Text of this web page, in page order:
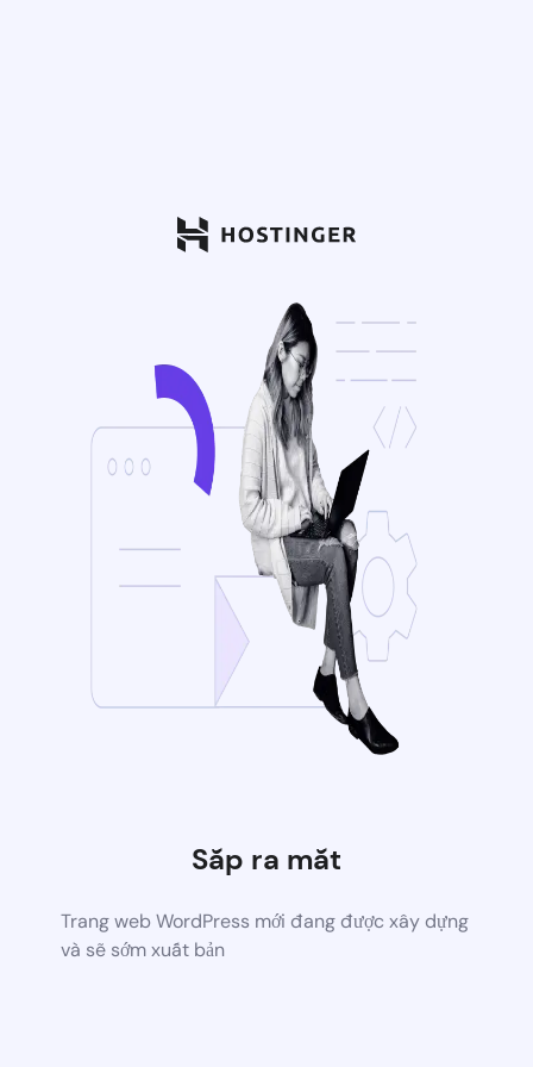
Sắp ra mắt
Trang web WordPress mới đang được xây dựng
và sẽ sớm xuất bản